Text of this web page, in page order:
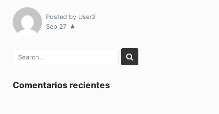
Posted by User2
Sep 27
Comentarios recientes